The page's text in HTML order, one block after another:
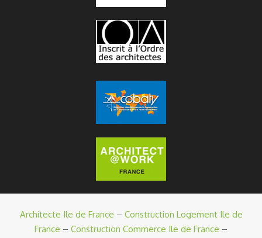
Architecte Ile de France – Construction Logement Ile de
France – Construction Commerce Ile de France –